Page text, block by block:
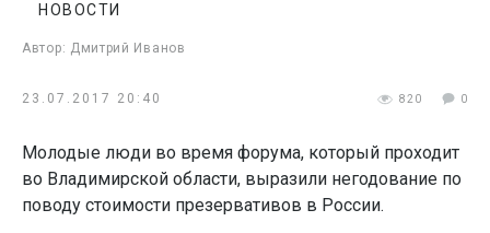
Автор: Дмитрий Иванов
НОВОСТИ
23.07.2017 20:40 820 0
Молодые люди во время форума, который проходит
во Владимирской области, выразили негодование по
поводу стоимости презервативов в России.